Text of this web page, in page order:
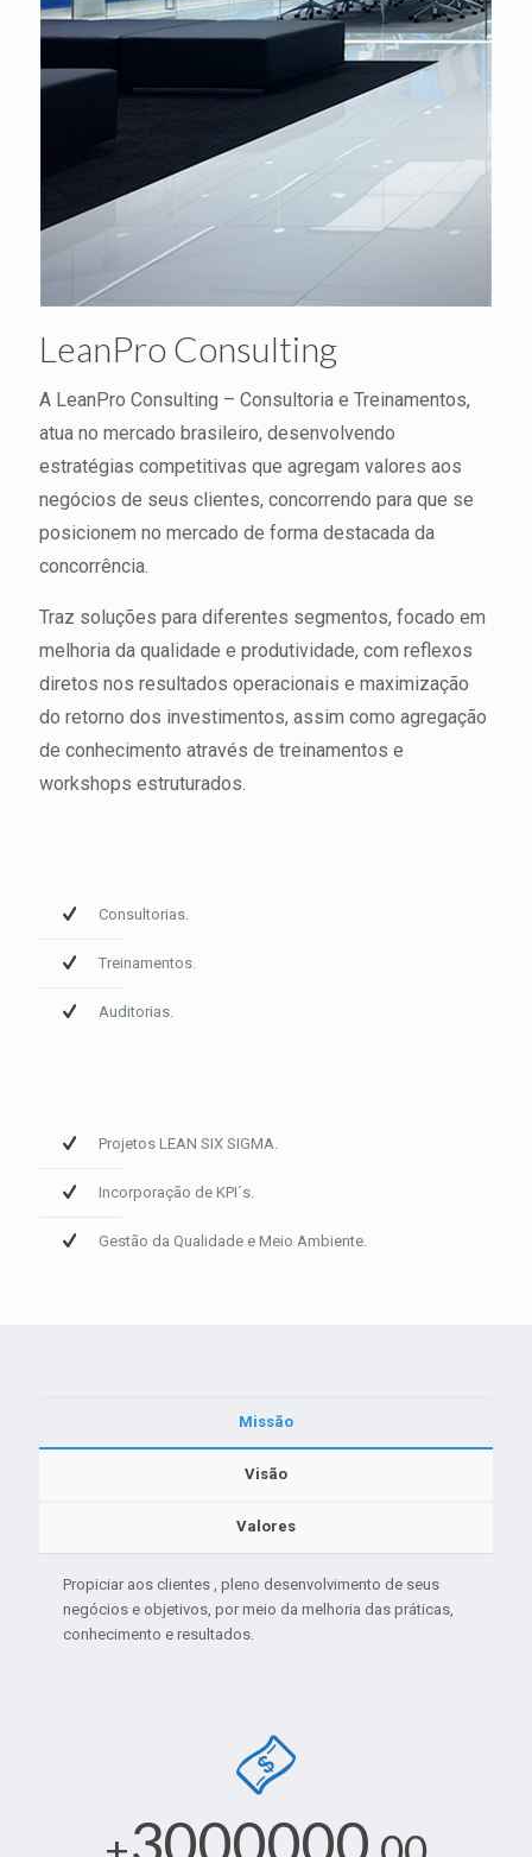
LeanPro Consulting
A LeanPro Consulting – Consultoria e Treinamentos,
atua no mercado brasileiro, desenvolvendo
estratégias competitivas que agregam valores aos
negócios de seus clientes, concorrendo para que se
posicionem no mercado de forma destacada da
concorrência.
Traz soluções para diferentes segmentos, focado em
melhoria da qualidade e produtividade, com reflexos
diretos nos resultados operacionais e maximização
do retorno dos investimentos, assim como agregação
de conhecimento através de treinamentos e
workshops estruturados.
Consultorias.
Treinamentos.
Auditorias.
Projetos LEAN SIX SIGMA.
Incorporação de KPI´s.
Gestão da Qualidade e Meio Ambiente.
Missão
Visão
Valores
Propiciar aos clientes , pleno desenvolvimento de seus
negócios e objetivos, por meio da melhoria das práticas,
conhecimento e resultados.
3000000